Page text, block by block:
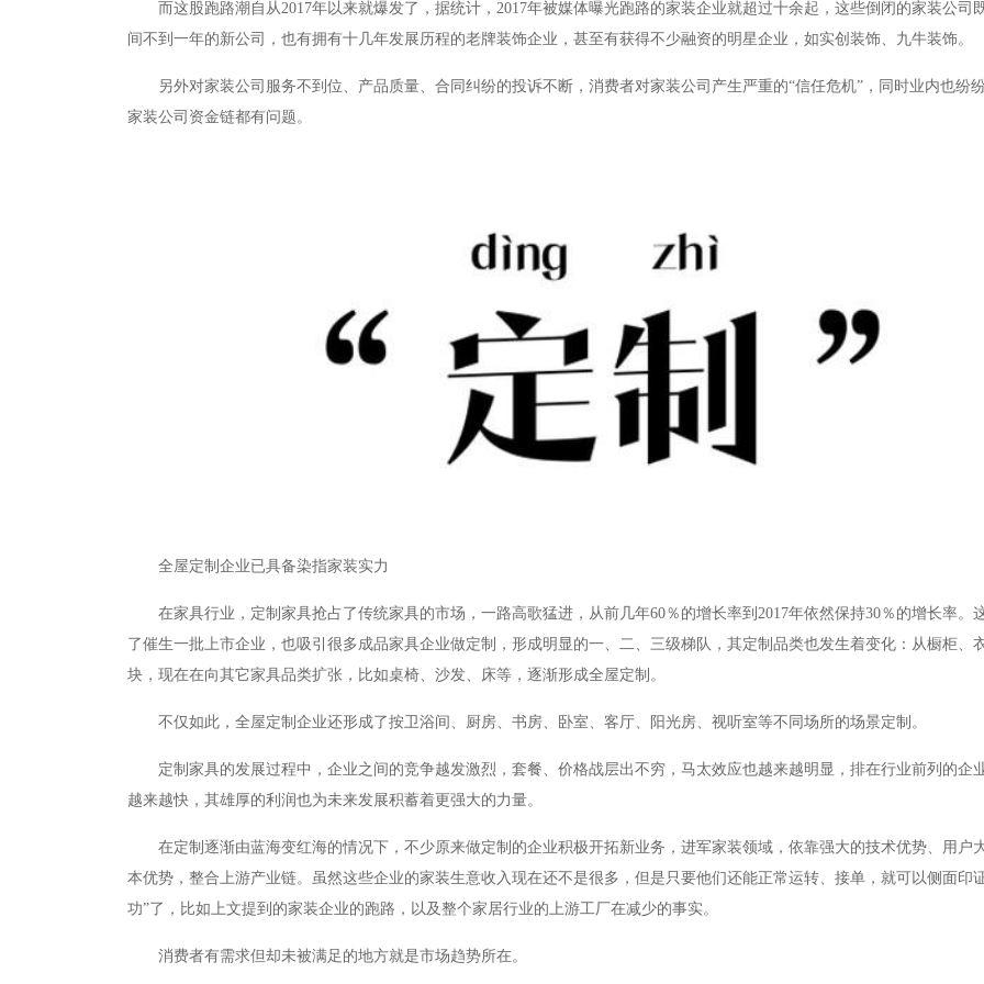
而这股跑路潮自从2017年以来就爆发了，据统计，2017年被媒体曝光跑路的家装企业就超过十余起，这些倒闭的家装公司
间不到一年的新公司，也有拥有十几年发展历程的老牌装饰企业，甚至有获得不少融资的明星企业，如实创装饰、九牛装饰。
另外对家装公司服务不到位、产品质量、合同纠纷的投诉不断，消费者对家装公司产生严重的“信任危机”，同时业内也纷
家装公司资金链都有问题。
全屋定制企业已具备染指家装实力
在家具行业，定制家具抢占了传统家具的市场，一路高歌猛进，从前几年60％的增长率到2017年依然保持30％的增长率。
了催生一批上市企业，也吸引很多成品家具企业做定制，形成明显的一、二、三级梯队，其定制品类也发生着变化：从橱柜、
块，现在在向其它家具品类扩张，比如桌椅、沙发、床等，逐渐形成全屋定制。
不仅如此，全屋定制企业还形成了按卫浴间、厨房、书房、卧室、客厅、阳光房、视听室等不同场所的场景定制。
定制家具的发展过程中，企业之间的竞争越发激烈，套餐、价格战层出不穷，马太效应也越来越明显，排在行业前列的企
越来越快，其雄厚的利润也为未来发展积蓄着更强大的力量。
在定制逐渐由蓝海变红海的情况下，不少原来做定制的企业积极开拓新业务，进军家装领域，依靠强大的技术优势、用户
本优势，整合上游产业链。虽然这些企业的家装生意收入现在还不是很多，但是只要他们还能正常运转、接单，就可以侧面印
功”了，比如上文提到的家装企业的跑路，以及整个家居行业的上游工厂在减少的事实。
消费者有需求但却未被满足的地方就是市场趋势所在。